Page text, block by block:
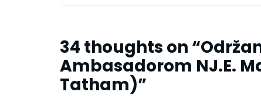
34 thoughts on “
Ambasadorom NJ.E.
Tatham)”